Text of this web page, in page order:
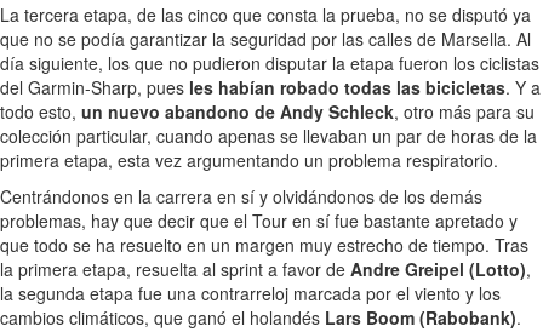
La tercera etapa, de las cinco que consta la prueba, no se disputó ya
que no se podía garantizar la seguridad por las calles de Marsella. Al
día siguiente, los que no pudieron disputar la etapa fueron los ciclistas
del Garmin-Sharp, pues les habían robado todas las bicicletas. Y a
todo esto, un nuevo abandono de Andy Schleck, otro más para su
colección particular, cuando apenas se llevaban un par de horas de la
primera etapa, esta vez argumentando un problema respiratorio.
Centrándonos en la carrera en sí y olvidándonos de los demás
problemas, hay que decir que el Tour en sí fue bastante apretado y
que todo se ha resuelto en un margen muy estrecho de tiempo. Tras
la primera etapa, resuelta al sprint a favor de Andre Greipel (Lotto),
la segunda etapa fue una contrarreloj marcada por el viento y los
cambios climáticos, que ganó el holandés Lars Boom (Rabobank).